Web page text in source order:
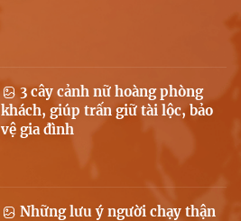
3 cây cảnh nữ hoàng phòng
khách, giúp trấn giữ tài lộc, bảo
vệ gia đình
Những lưu ý người chạy thận